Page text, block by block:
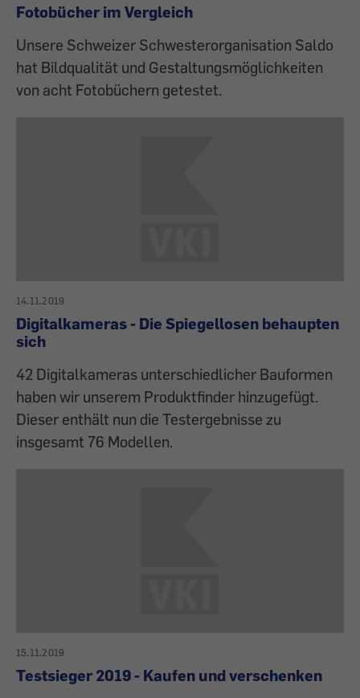
Fotobücher im Vergleich
Unsere Schweizer Schwesterorganisation Saldo
hat Bildqualität und Gestaltungsmöglichkeiten
von acht Fotobüchern getestet.
14.11.2019
Digitalkameras - Die Spiegellosen behaupten
sich
42 Digitalkameras unterschiedlicher Bauformen
haben wir unserem Produktfinder hinzugefügt.
Dieser enthält nun die Testergebnisse zu
insgesamt 76 Modellen.
15.11.2019
Testsieger 2019 - Kaufen und verschenken